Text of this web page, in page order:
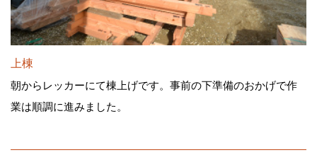
上棟
朝からレッカーにて棟上げです。事前の下準備のおかげで作
業は順調に進みました。